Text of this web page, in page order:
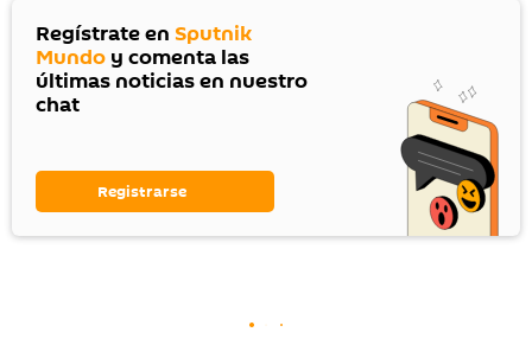
Regístrate en Sputnik
Mundo y comenta las
últimas noticias en nuestro
chat
Registrarse